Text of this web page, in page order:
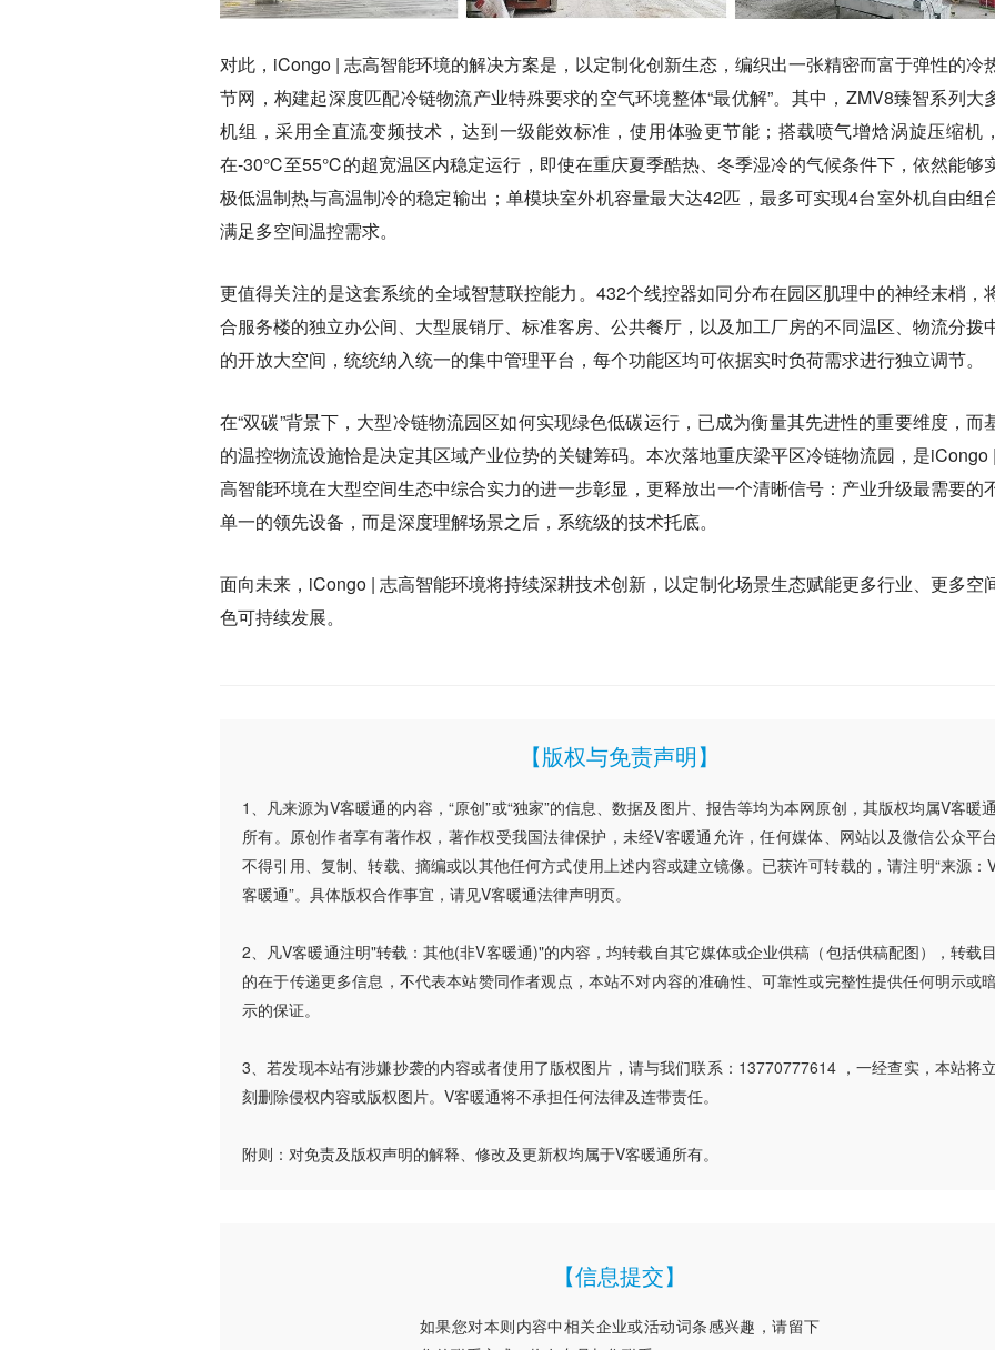
对此，iCongo | 志高智能环境的解决方案是，以定制化创新生态，编织出一张精密而富于弹性的冷
节网，构建起深度匹配冷链物流产业特殊要求的空气环境整体“最优解”。其中，ZMV8臻智系列大
机组，采用全直流变频技术，达到一级能效标准，使用体验更节能；搭载喷气增焓涡旋压缩机
在-30℃至55℃的超宽温区内稳定运行，即使在重庆夏季酷热、冬季湿冷的气候条件下，依然能够
极低温制热与高温制冷的稳定输出；单模块室外机容量最大达42匹，最多可实现4台室外机自由组
满足多空间温控需求。
更值得关注的是这套系统的全域智慧联控能力。432个线控器如同分布在园区肌理中的神经末梢，
合服务楼的独立办公间、大型展销厅、标准客房、公共餐厅，以及加工厂房的不同温区、物流分拨
的开放大空间，统统纳入统一的集中管理平台，每个功能区均可依据实时负荷需求进行独立调节。
在“双碳”背景下，大型冷链物流园区如何实现绿色低碳运行，已成为衡量其先进性的重要维度，而
的温控物流设施恰是决定其区域产业位势的关键筹码。本次落地重庆梁平区冷链物流园，是iCongo
高智能环境在大型空间生态中综合实力的进一步彰显，更释放出一个清晰信号：产业升级最需要的
单一的领先设备，而是深度理解场景之后，系统级的技术托底。
面向未来，iCongo | 志高智能环境将持续深耕技术创新，以定制化场景生态赋能更多行业、更多空
色可持续发展。
【版权与免责声明】
1、凡来源为V客暖通的内容，“原创”或“独家”的信息、数据及图片、报告等均为本网原创，其版权均属V客暖
所有。原创作者享有著作权，著作权受我国法律保护，未经V客暖通允许，任何媒体、网站以及微信公众平
不得引用、复制、转载、摘编或以其他任何方式使用上述内容或建立镜像。已获许可转载的，请注明“来源：
客暖通”。具体版权合作事宜，请见V客暖通法律声明页。
2、凡V客暖通注明"转载：其他(非V客暖通)"的内容，均转载自其它媒体或企业供稿（包括供稿配图），转载
的在于传递更多信息，不代表本站赞同作者观点，本站不对内容的准确性、可靠性或完整性提供任何明示或
示的保证。
3、若发现本站有涉嫌抄袭的内容或者使用了版权图片，请与我们联系：13770777614 ，一经查实，本站将
刻删除侵权内容或版权图片。V客暖通将不承担任何法律及连带责任。
附则：对免责及版权声明的解释、修改及更新权均属于V客暖通所有。